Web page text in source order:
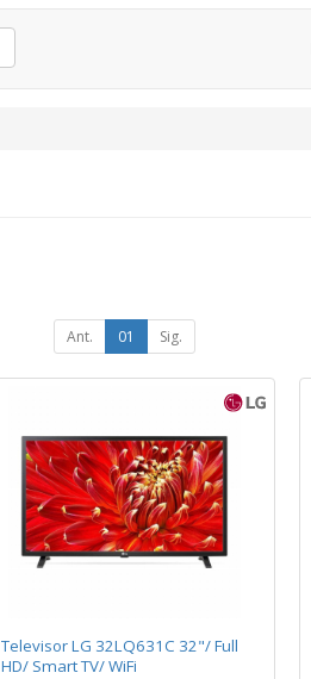
Ant. 01 Sig.
Televisor LG 32LQ631C 32"/ Full
HD/ Smart TV/ WiFi